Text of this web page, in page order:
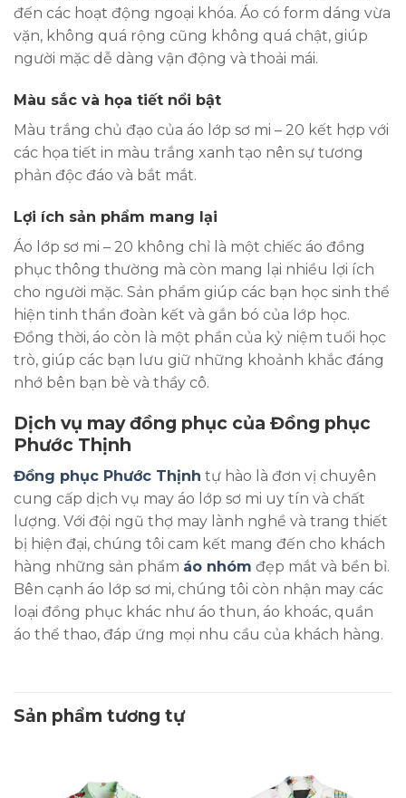
đến các hoạt động ngoại khóa. Áo có form dáng vừa
vặn, không quá rộng cũng không quá chật, giúp
người mặc dễ dàng vận động và thoải mái.
Màu sắc và họa tiết nổi bật
Màu trắng chủ đạo của áo lớp sơ mi – 20 kết hợp với
các họa tiết in màu trắng xanh tạo nên sự tương
phản độc đáo và bắt mắt.
Lợi ích sản phẩm mang lại
Áo lớp sơ mi – 20 không chỉ là một chiếc áo đồng
phục thông thường mà còn mang lại nhiều lợi ích
cho người mặc. Sản phẩm giúp các bạn học sinh thể
hiện tinh thần đoàn kết và gắn bó của lớp học.
Đồng thời, áo còn là một phần của kỷ niệm tuổi học
trò, giúp các bạn lưu giữ những khoảnh khắc đáng
nhớ bên bạn bè và thầy cô.
Dịch vụ may đồng phục của Đồng phục
Phước Thịnh
Đồng phục Phước Thịnh tự hào là đơn vị chuyên
cung cấp dịch vụ may áo lớp sơ mi uy tín và chất
lượng. Với đội ngũ thợ may lành nghề và trang thiết
bị hiện đại, chúng tôi cam kết mang đến cho khách
hàng những sản phẩm áo nhóm đẹp mắt và bền bỉ.
Bên cạnh áo lớp sơ mi, chúng tôi còn nhận may các
loại đồng phục khác như áo thun, áo khoác, quần
áo thể thao, đáp ứng mọi nhu cầu của khách hàng.
Sản phẩm tương tự